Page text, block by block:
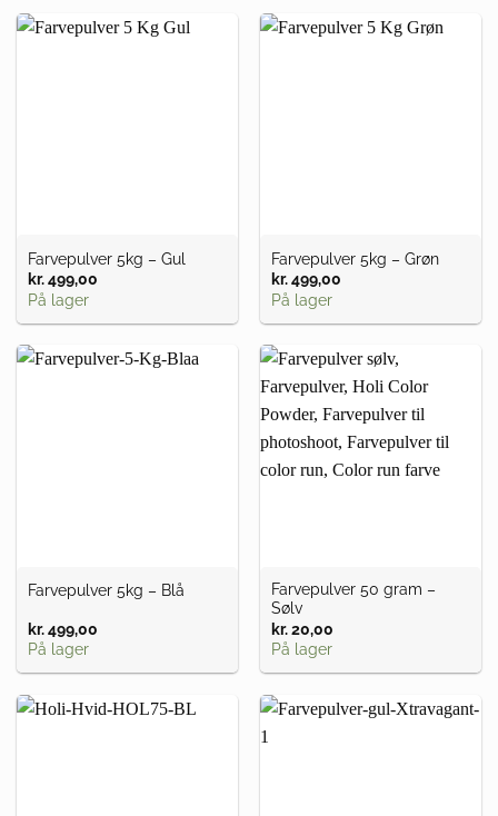
Farvepulver 5kg – Gul
kr.499,00
På lager
Farvepulver 5kg – Grøn
kr.499,00
På lager
Farvepulver 5kg – Blå
kr.499,00
På lager
Farvepulver 50 gram –
Sølv
kr.20,00
På lager